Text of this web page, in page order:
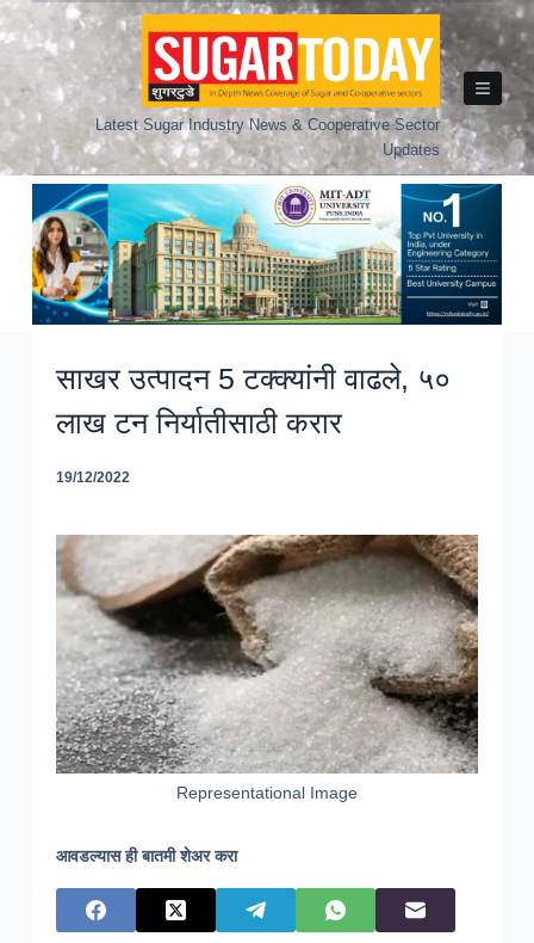
Skip
to
Latest Sugar Industry News & Cooperative Sector
Updates
साखर उत्पादन 5 टक्क्यांनी वाढले, ५०
लाख टन निर्यातीसाठी करार
19/12/2022
Representational Image
आवडल्यास ही बातमी शेअर करा